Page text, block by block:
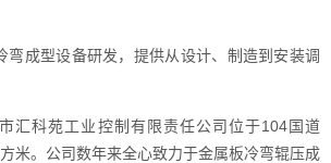
弯成型设备研发，提供从设计、制造到安装调
汇科苑工业控制有限责任公司位于104国道
米。公司数年来全心致力于金属板冷弯辊压成